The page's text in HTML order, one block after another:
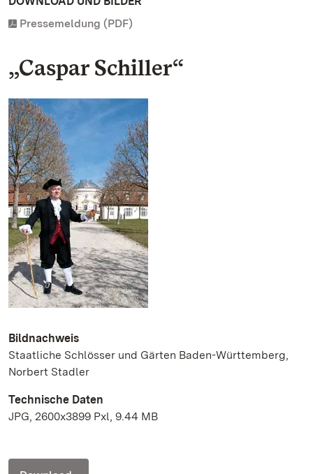
Pressemeldung (PDF)
„Caspar Schiller“
Bildnachweis
Staatliche Schlösser und Gärten Baden-Württemberg,
Norbert Stadler
Technische Daten
JPG, 2600x3899 Pxl, 9.44 MB